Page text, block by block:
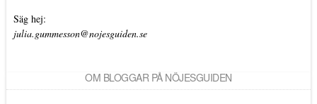
Säg hej:
julia.gummesson@nojesguiden.se
OM BLOGGAR PÅ NÖJESGUIDEN